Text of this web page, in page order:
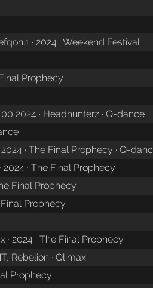
· 2024 · Weekend Festival
Prophecy
2024 · Headhunterz · Q-dance
· The Final Prophecy · Q-
· The Final Prophecy
Final Prophecy
Final Prophecy
· 2024 · The Final Prophecy
Rebelion · Qlimax
Prophecy